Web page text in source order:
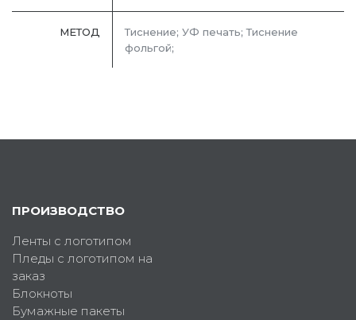
МЕТОД
Тиснение; УФ печать; Тиснение
фольгой;
ПРОИЗВОДСТВО
Ленты с логотипом
Пледы с логотипом на
заказ
Блокноты
Бумажные пакеты